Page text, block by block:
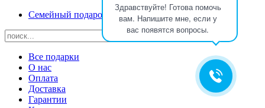
Здравствуйте! Готова помочь
вам. Напишите мне, если у
вас появятся вопросы.
Семейный подарок на Рождество
Все подарки
О нас
Оплата
Доставка
Гарантии